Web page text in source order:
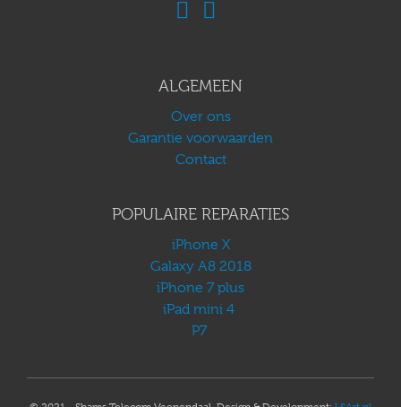
ALGEMEEN
Over ons
Garantie voorwaarden
Contact
POPULAIRE REPARATIES
iPhone X
Galaxy A8 2018
iPhone 7 plus
iPad mini 4
P7